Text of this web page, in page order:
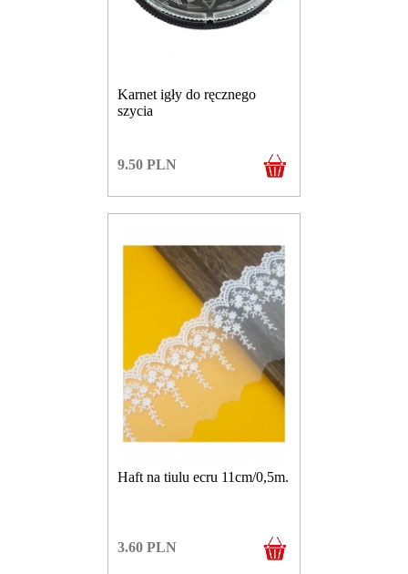
Karnet igły do ręcznego
szycia
9.50 PLN
Haft na tiulu ecru 11cm/0,5m.
3.60 PLN